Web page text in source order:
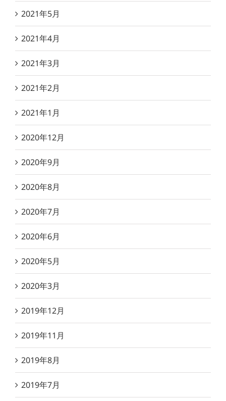
2021年5月
2021年4月
2021年3月
2021年2月
2021年1月
2020年12月
2020年9月
2020年8月
2020年7月
2020年6月
2020年5月
2020年3月
2019年12月
2019年11月
2019年8月
2019年7月